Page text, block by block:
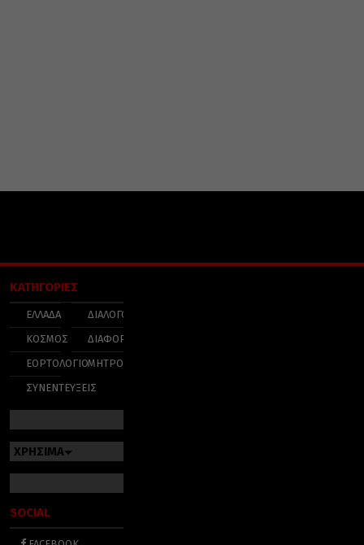
ΚΑΤΗΓΟΡΙΕΣ
ΕΛΛΑΔΑ
ΚΟΣΜΟΣ
ΕΟΡΤΟΛΟΓΙΟ
ΣΥΝΕΝΤΕΥΞΕΙΣ
ΔΙΑΛΟΓΟΣ
ΔΙΑΦΟΡΑ
ΜΗΤΡΟΠΟΛΕΙΣ
ΧΡΗΣΙΜΑ
SOCIAL